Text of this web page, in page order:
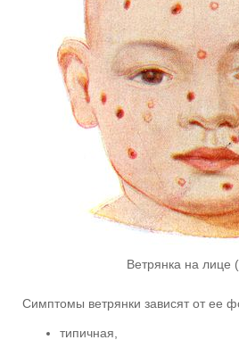
Ветрянка на лице
Симптомы ветрянки зависят от ее
типичная,